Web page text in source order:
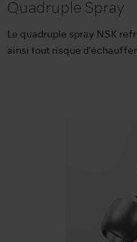
Quadruple Spray
Le quadruple spray NSK
ainsi tout risque